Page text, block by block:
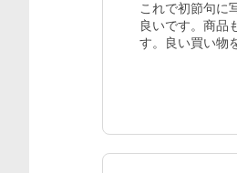
これで初節句に
良いです。商品
す。良い買い物